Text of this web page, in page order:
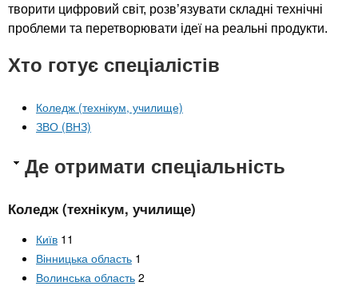
творити цифровий світ, розв’язувати складні технічні
проблеми та перетворювати ідеї на реальні продукти.
Хто готує спеціалістів
Коледж (технікум, училище)
ЗВО (ВНЗ)
Де отримати спеціальність
Коледж (технікум, училище)
Київ 11
Вінницька область 1
Волинська область 2